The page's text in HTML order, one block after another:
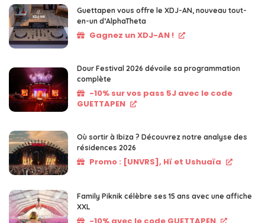
Guettapen vous offre le XDJ-AN, nouveau tout-
en-un d’AlphaTheta
Gagnez un XDJ-AN !
Dour Festival 2026 dévoile sa programmation
complète
-10% sur vos pass 5J avec le code
GUETTAPEN
Où sortir à Ibiza ? Découvrez notre analyse des
résidences 2026
Promo : [UNVRS], Hï et Ushuaïa
Family Piknik célèbre ses 15 ans avec une affiche
XXL